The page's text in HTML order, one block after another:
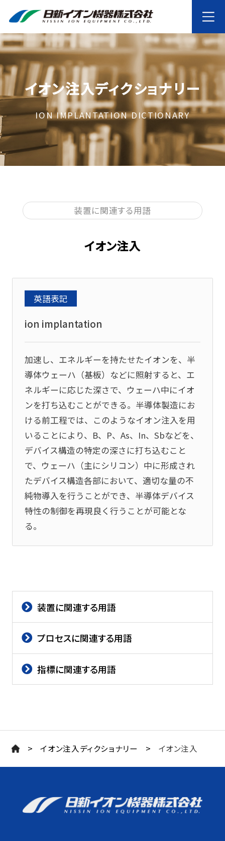
イオン注入ディクショナリー
ION IMPLANTATION DICTIONARY
装置に関連する用語
イオン注入
英語表記
ion implantation
加速し、エネルギーを持たせたイオンを、半
導体ウェーハ（基板）などに照射すると、エ
ネルギーに応じた深さで、ウェーハ中にイオ
ンを打ち込むことができる。半導体製造にお
ける前工程では、このようなイオン注入を用
いることにより、B、P、As、In、Sbなどを、
デバイス構造の特定の深さに打ち込むこと
で、ウェーハ（主にシリコン）中に形成され
たデバイス構造各部において、適切な量の不
純物導入を行うことができ、半導体デバイス
特性の制御を再現良く行うことが可能とな
る。
装置に関連する用語
プロセスに関連する用語
指標に関連する用語
> イオン注入ディクショナリー > イオン注入